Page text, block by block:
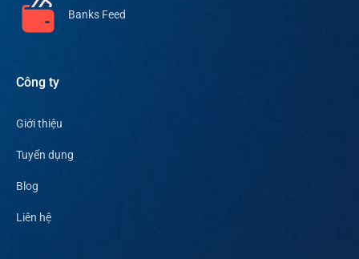
Banks Feed
Công ty
Giới thiệu
Tuyển dụng
Blog
Liên hệ